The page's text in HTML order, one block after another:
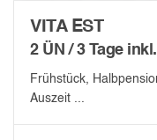
VITA EST
2 ÜN / 3 Tage inkl.
Frühstück,
Auszeit ...